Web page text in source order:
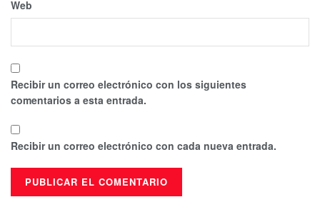
Web
Recibir un correo electrónico con los siguientes
comentarios a esta entrada.
Recibir un correo electrónico con cada nueva entrada.